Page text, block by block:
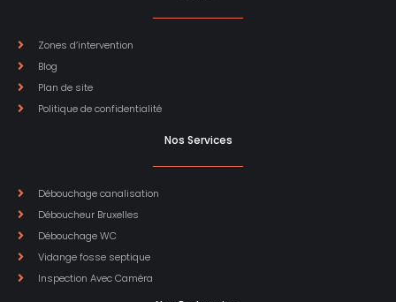
Zones d’intervention
Blog
Plan de site
Politique de confidentialité
Nos Services
Débouchage canalisation
Déboucheur Bruxelles
Débouchage WC
Vidange fosse septique
Inspection Avec Caméra